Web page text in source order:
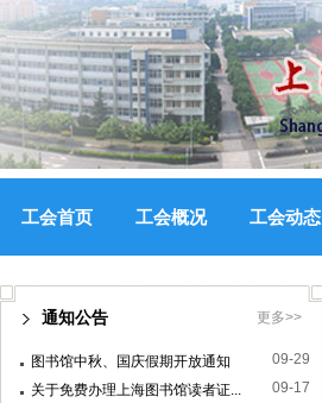
工会首页 工会概况 工会动态
通知公告 更多>>
图书馆中秋、国庆假期开放通知
09-29
关于免费办理上海图书馆读者证...
09-17